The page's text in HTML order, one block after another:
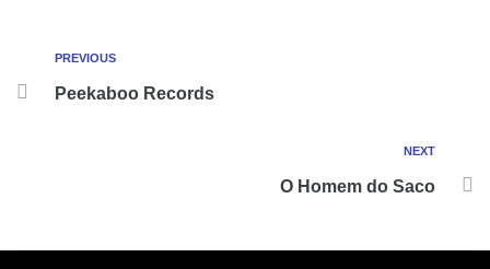
PREVIOUS
Peekaboo Records
NEXT
O Homem do Saco